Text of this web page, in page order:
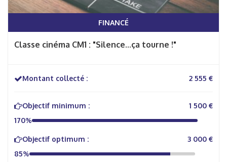
FINANCÉ
Classe cinéma CM1 : "Silence...ça tourne !"
Montant collecté : 2 555 €
Objectif minimum :
1 500 €
170%
Objectif optimum :
3 000 €
85%